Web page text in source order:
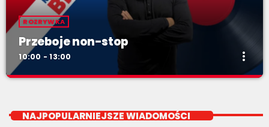
ROZRYWKA
Przeboje non-stop
10:00 - 13:00 more_vert
Najlepsze pasmo towarzyszące na Podbeskidziu! Konkursy,
akcje radiowe, rozmowy i oczywiście - starannie
NAJPOPULARNIEJSZE WIADOMOŚCI